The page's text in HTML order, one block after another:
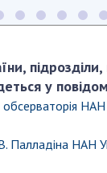
підрозділи,
у
НАН
Палладіна НАН